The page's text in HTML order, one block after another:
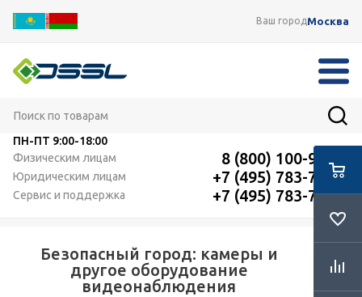
Ваш городМосква
ПН-ПТ 9:00-18:00
Физическим лицам
8 (800) 100-91-12
Юридическим лицам +7 (495) 783-72-87
Сервис и поддержка +7 (495) 783-72-87
Безопасный город: камеры и
другое оборудование
видеонаблюдения